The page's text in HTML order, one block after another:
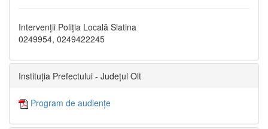
Intervenții Poliția Locală Slatina
0249954, 0249422245
Instituția Prefectului - Județul Olt
Program de audiențe